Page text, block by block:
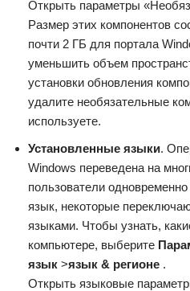
Открыть параметры
Размер этих компонентов
почти 2 ГБ для портала
уменьшить объем
установки обновления
удалите необязательные
используете.
Установленные языки.
Windows переведена на
пользователи
язык, некоторые
языками. Чтобы узнать,
компьютере, выберите
язык >язык & регионе .
Открыть языковые